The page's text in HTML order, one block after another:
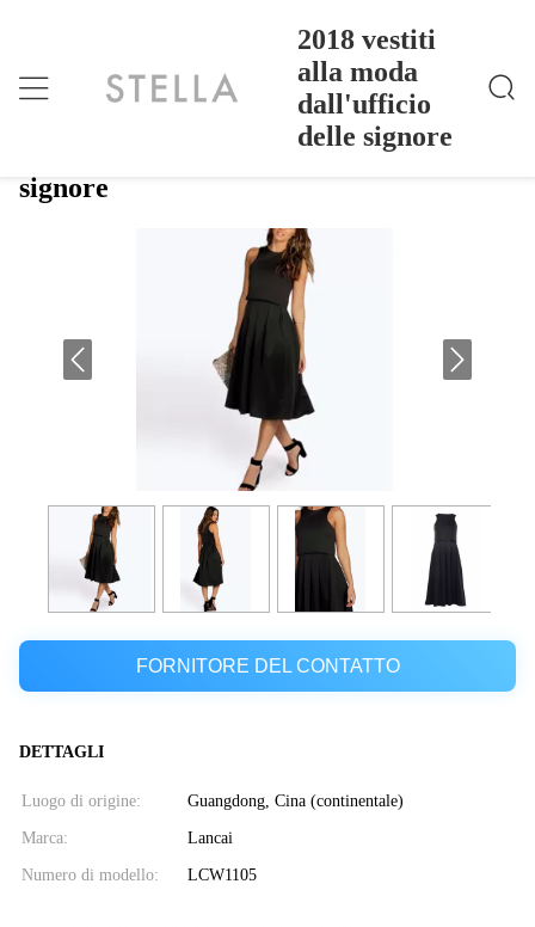
2018 vestiti
alla moda
dall'ufficio
delle signore
Casa> Products> 2018 Vestiti Alla Moda Dall'ufficio Delle Signore
2018 vestiti alla moda dall'ufficio delle
signore
FORNITORE DEL CONTATTO
DETTAGLI
Luogo di origine: Guangdong, Cina (continentale)
Marca: Lancai
Numero di modello: LCW1105